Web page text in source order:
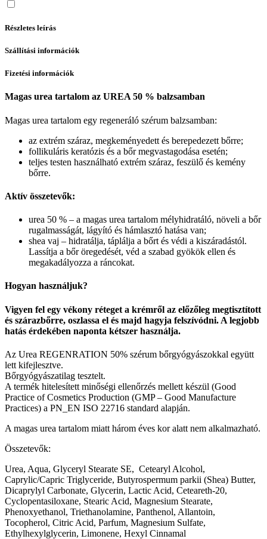
Részletes leírás
Szállítási információk
Fizetési információk
Magas urea tartalom az UREA 50 % balzsamban
Magas urea tartalom egy regeneráló szérum balzsamban:
az extrém száraz, megkeményedett és berepedezett bőrre;
follikuláris keratózis és a bőr megvastagodása esetén;
teljes testen használható extrém száraz, feszülő és kemény
bőrre.
Aktív összetevők:
urea 50 % – a magas urea tartalom mélyhidratáló, növeli a bőr
rugalmasságát, lágyító és hámlasztó hatása van;
shea vaj – hidratálja, táplálja a bőrt és védi a kiszáradástól.
Lassítja a bőr öregedését, véd a szabad gyökök ellen és
megakadályozza a ráncokat.
Hogyan használjuk?
Vigyen fel egy vékony réteget a krémről az előzőleg megtisztított
és szárazbőrre, oszlassa el és majd hagyja felszívódni. A legjobb
hatás érdekében naponta kétszer használja.
Az Urea REGENRATION 50% szérum bőrgyógyászokkal együtt
lett kifejlesztve.
Bőrgyógyászatilag tesztelt.
A termék hitelesített minőségi ellenőrzés mellett készül (Good
Practice of Cosmetics Production (GMP – Good Manufacture
Practices) a PN_EN ISO 22716 standard alapján.
A magas urea tartalom miatt három éves kor alatt nem alkalmazható.
Összetevők:
Urea, Aqua, Glyceryl Stearate SE, Cetearyl Alcohol,
Caprylic/Capric Triglyceride, Butyrospermum parkii (Shea) Butter,
Dicaprylyl Carbonate, Glycerin, Lactic Acid, Ceteareth-20,
Cyclopentasiloxane, Stearic Acid, Magnesium Stearate,
Phenoxyethanol, Triethanolamine, Panthenol, Allantoin,
Tocopherol, Citric Acid, Parfum, Magnesium Sulfate,
Ethylhexylglycerin, Limonene, Hexyl Cinnamal